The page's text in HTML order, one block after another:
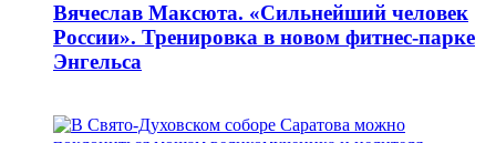
Вячеслав Максюта. «Сильнейший человек
России». Тренировка в новом фитнес-парке
Энгельса